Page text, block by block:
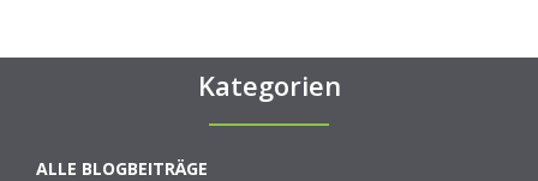
Kategorien
ALLE BLOGBEITRÄGE